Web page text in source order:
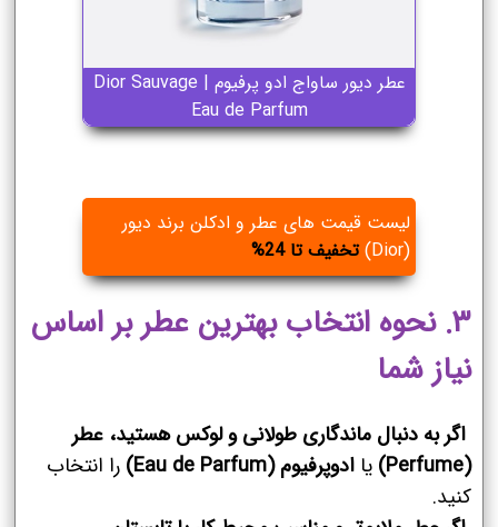
عطر دیور ساواج ادو پرفیوم | Dior Sauvage
Eau de Parfum
لیست قیمت های عطر و ادکلن برند دیور
(Dior)
تخفیف تا 24%
۳. نحوه انتخاب بهترین عطر بر اساس
نیاز شما
اگر به دنبال ماندگاری طولانی و لوکس هستید، عطر
(Perfume)
یا ادوپرفیوم (Eau de Parfum)
را انتخاب
کنید.